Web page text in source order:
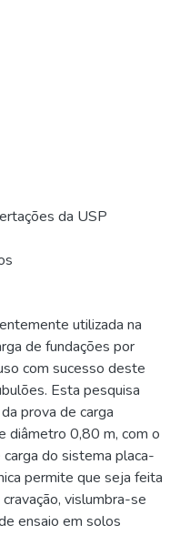
da USP
utilizada na
de fundações por
com sucesso deste
Esta pesquisa
prova de carga
diâmetro 0,80 m, com o
do sistema placa-
permite que seja feita
vislumbra-se
ensaio em solos